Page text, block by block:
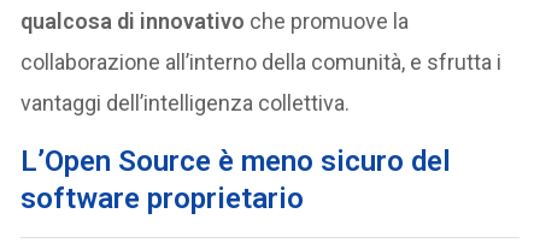
qualcosa di innovativo che promuove la
collaborazione all’interno della comunità, e sfrutta i
vantaggi dell’intelligenza collettiva.
L’Open Source è meno sicuro del
software proprietario